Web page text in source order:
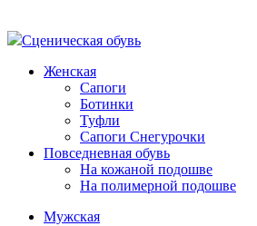
Сценическая обувь
Женская
Сапоги
Ботинки
Туфли
Сапоги Снегурочки
Повседневная обувь
На кожаной подошве
На полимерной подошве
Мужская